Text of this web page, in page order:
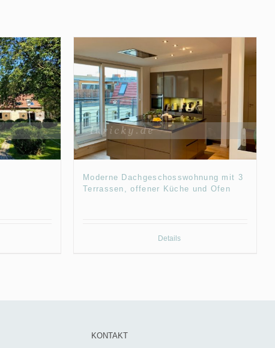
Moderne Dachgeschosswohnung mit 3
Terrassen, offener Küche und Ofen
Details
KONTAKT